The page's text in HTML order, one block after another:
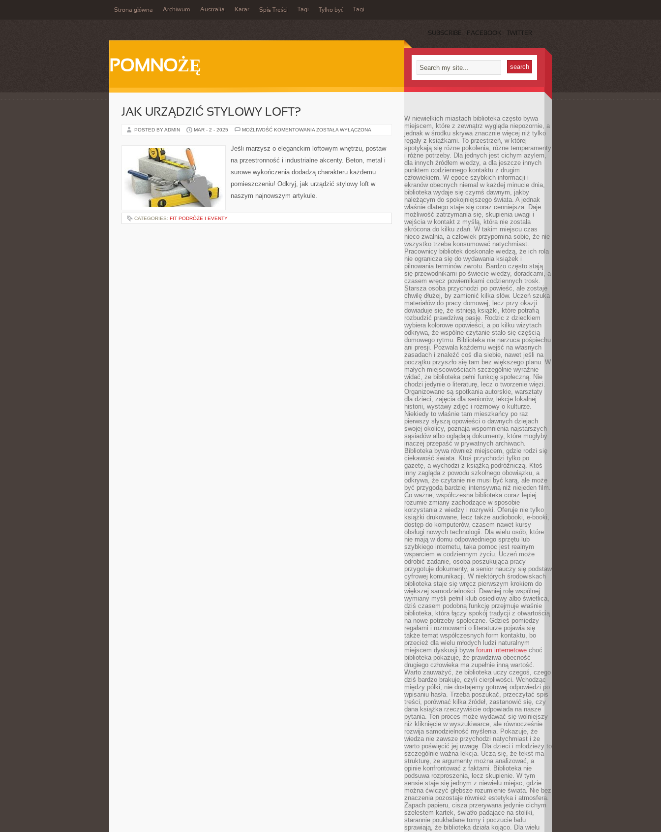
Strona główna Archiwum Australia Katar Spis Treści Tagi Tylko być Tagi
SUBSCRIBE FACEBOOK TWITTER
POMNOŻĘ
JAK URZĄDZIĆ STYLOWY LOFT?
POSTED BY ADMIN MAR - 2 - 2025 MOŻLIWOŚĆ KOMENTOWANIA JAK
LOFT?
ZOSTAŁA WYŁĄCZONA
Jeśli marzysz o eleganckim loftowym wnętrzu, postaw
na przestronność i industrialne akcenty. Beton, metal i
surowe wykończenia dodadzą charakteru każdemu
pomieszczeniu! Odkryj, jak urządzić stylowy loft w
naszym najnowszym artykule.
CATEGORIES: FIT PODRÓŻE I EVENTY
W niewielkich miastach biblioteka często bywa
miejscem, które z zewnątrz wygląda niepozornie, a
jednak w środku skrywa znacznie więcej niż tylko
regały z książkami. To przestrzeń, w której
spotykają się różne pokolenia, różne temperamenty
i różne potrzeby. Dla jednych jest cichym azylem,
dla innych źródłem wiedzy, a dla jeszcze innych
punktem codziennego kontaktu z drugim
człowiekiem. W epoce szybkich informacji i
ekranów obecnych niemal w każdej minucie dnia,
biblioteka wydaje się czymś dawnym, jakby
należącym do spokojniejszego świata. A jednak
właśnie dlatego staje się coraz cenniejsza. Daje
możliwość zatrzymania się, skupienia uwagi i
wejścia w kontakt z myślą, która nie została
skrócona do kilku zdań. W takim miejscu czas
nieco zwalnia, a człowiek przypomina sobie, że nie
wszystko trzeba konsumować natychmiast.
Pracownicy bibliotek doskonale wiedzą, że ich rola
nie ogranicza się do wydawania książek i
pilnowania terminów zwrotu. Bardzo często stają
się przewodnikami po świecie wiedzy, doradcami, a
czasem wręcz powiernikami codziennych trosk.
Starsza osoba przychodzi po powieść, ale zostaje
chwilę dłużej, by zamienić kilka słów. Uczeń szuka
materiałów do pracy domowej, lecz przy okazji
dowiaduje się, że istnieją książki, które potrafią
rozbudzić prawdziwą pasję. Rodzic z dzieckiem
wybiera kolorowe opowieści, a po kilku wizytach
odkrywa, że wspólne czytanie stało się częścią
domowego rytmu. Biblioteka nie narzuca pośpiechu
ani presji. Pozwala każdemu wejść na własnych
zasadach i znaleźć coś dla siebie, nawet jeśli na
początku przyszło się tam bez większego planu. W
małych miejscowościach szczególnie wyraźnie
widać, że biblioteka pełni funkcję społeczną. Nie
chodzi jedynie o literaturę, lecz o tworzenie więzi.
Organizowane są spotkania autorskie, warsztaty
dla dzieci, zajęcia dla seniorów, lekcje lokalnej
historii, wystawy zdjęć i rozmowy o kulturze.
Niekiedy to właśnie tam mieszkańcy po raz
pierwszy słyszą opowieści o dawnych dziejach
swojej okolicy, poznają wspomnienia najstarszych
sąsiadów albo oglądają dokumenty, które mogłyby
inaczej przepaść w prywatnych archiwach.
Biblioteka bywa również miejscem, gdzie rodzi się
ciekawość świata. Ktoś przychodzi tylko po
gazetę, a wychodzi z książką podróżniczą. Ktoś
inny zagląda z powodu szkolnego obowiązku, a
odkrywa, że czytanie nie musi być karą, ale może
być przygodą bardziej intensywną niż niejeden film.
Co ważne, współczesna biblioteka coraz lepiej
rozumie zmiany zachodzące w sposobie
korzystania z wiedzy i rozrywki. Oferuje nie tylko
książki drukowane, lecz także audiobooki, e-booki,
dostęp do komputerów, czasem nawet kursy
obsługi nowych technologii. Dla wielu osób, które
nie mają w domu odpowiedniego sprzętu lub
szybkiego internetu, taka pomoc jest realnym
wsparciem w codziennym życiu. Uczeń może
odrobić zadanie, osoba poszukująca pracy
przygotuje dokumenty, a senior nauczy się podstaw
cyfrowej komunikacji. W niektórych środowiskach
biblioteka staje się wręcz pierwszym krokiem do
większej samodzielności. Dawniej rolę wspólnej
wymiany myśli pełnił klub osiedlowy albo świetlica,
dziś czasem podobną funkcję przejmuje właśnie
biblioteka, która łączy spokój tradycji z otwartością
na nowe potrzeby społeczne. Gdzieś pomiędzy
regałami i rozmowami o literaturze pojawia się
także temat współczesnych form kontaktu, bo
przecież dla wielu młodych ludzi naturalnym
miejscem dyskusji bywa forum internetowe choć
biblioteka pokazuje, że prawdziwa obecność
drugiego człowieka ma zupełnie inną wartość.
Warto zauważyć, że biblioteka uczy czegoś, czego
dziś bardzo brakuje, czyli cierpliwości. Wchodząc
między półki, nie dostajemy gotowej odpowiedzi po
wpisaniu hasła. Trzeba poszukać, przeczytać spis
treści, porównać kilka źródeł, zastanowić się, czy
dana książka rzeczywiście odpowiada na nasze
pytania. Ten proces może wydawać się wolniejszy
niż kliknięcie w wyszukiwarce, ale równocześnie
rozwija samodzielność myślenia. Pokazuje, że
wiedza nie zawsze przychodzi natychmiast i że
warto poświęcić jej uwagę. Dla dzieci i młodzieży to
szczególnie ważna lekcja. Uczą się, że tekst ma
strukturę, że argumenty można analizować, a
opinie konfrontować z faktami. Biblioteka nie
podsuwa rozproszenia, lecz skupienie. W tym
sensie staje się jednym z niewielu miejsc, gdzie
można ćwiczyć głębsze rozumienie świata. Nie bez
znaczenia pozostaje również estetyka i atmosfera.
Zapach papieru, cisza przerywana jedynie cichym
szelestem kartek, światło padające na stoliki,
starannie poukładane tomy i poczucie ładu
sprawiają, że biblioteka działa kojąco. Dla wielu